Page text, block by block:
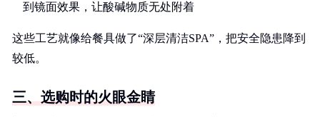
到镜面效果，让酸碱物质无处附着
这些工艺就像给餐具做了“深层清洁SPA”，把安全隐患降到
较低。
三、选购时的火眼金睛